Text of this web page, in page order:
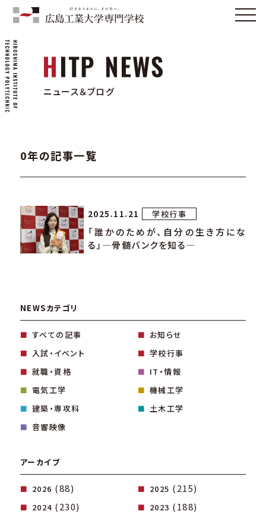
ニュース＆ブログ
0年の記事一覧
2025.11.21 学校行事
「誰かのためが、自分の生き方にな
る」―骨髄バンクを知る―
NEWSカテゴリ
すべての記事
お知らせ
入試・イベント
学校行事
就職・資格
IT・情報
電気工学
機械工学
建築・専攻科
土木工学
音響映像
アーカイブ
2026 (88) 2025 (215)
2024 (230) 2023 (188)